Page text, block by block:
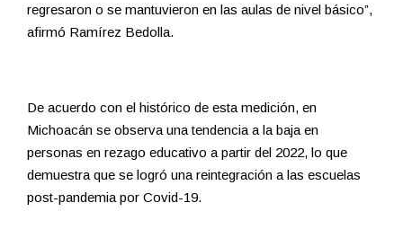
regresaron o se mantuvieron en las aulas de nivel básico”,
afirmó Ramírez Bedolla.
De acuerdo con el histórico de esta medición, en
Michoacán se observa una tendencia a la baja en
personas en rezago educativo a partir del 2022, lo que
demuestra que se logró una reintegración a las escuelas
post-pandemia por Covid-19.